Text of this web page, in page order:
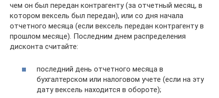
чем он был передан контрагенту (за отчетный месяц, в
котором вексель был передан), или со дня начала
отчетного месяца (если вексель передан контрагенту в
прошлом месяце). Последним днем распределения
дисконта считайте:
последний день отчетного месяца в
бухгалтерском или налоговом учете (если на эту
дату вексель находится в обороте);